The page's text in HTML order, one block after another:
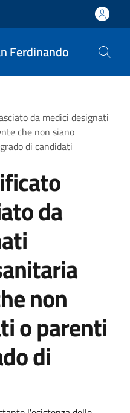
Ferdinando
da medici designati
che non siano
di candidati
da
non
o parenti
di